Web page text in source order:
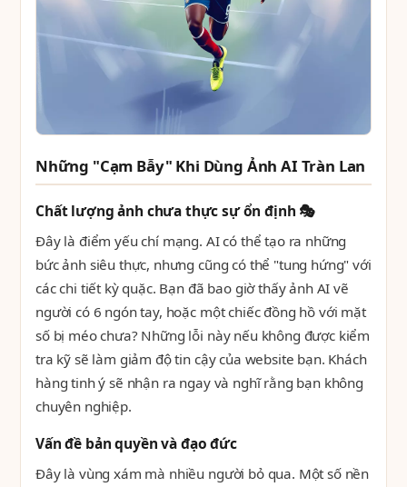
Những "Cạm Bẫy" Khi Dùng Ảnh AI Tràn Lan
Chất lượng ảnh chưa thực sự ổn định 🎭
Đây là điểm yếu chí mạng. AI có thể tạo ra những
bức ảnh siêu thực, nhưng cũng có thể "tung hứng" với
các chi tiết kỳ quặc. Bạn đã bao giờ thấy ảnh AI vẽ
người có 6 ngón tay, hoặc một chiếc đồng hồ với mặt
số bị méo chưa? Những lỗi này nếu không được kiểm
tra kỹ sẽ làm giảm độ tin cậy của website bạn. Khách
hàng tinh ý sẽ nhận ra ngay và nghĩ rằng bạn không
chuyên nghiệp.
Vấn đề bản quyền và đạo đức
Đây là vùng xám mà nhiều người bỏ qua. Một số nền